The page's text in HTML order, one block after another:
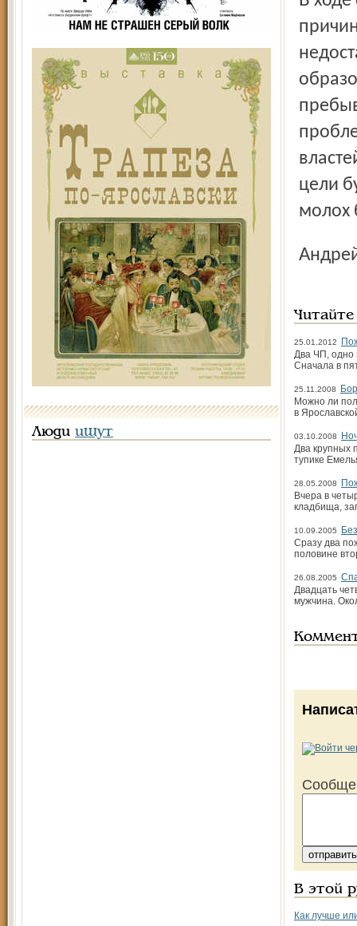
Люди ищут
цели
молох
25.01.2012
Два ЧП, одно
Сначала в
25.11.2008
Можно ли
в
03.10.2008
Два крупных
тупике
28.05.2008
Вчера в
кладбища,
10.09.2005
Сразу два
половине
26.08.2005
Двадцать
мужчина.
В этой
Как лучше